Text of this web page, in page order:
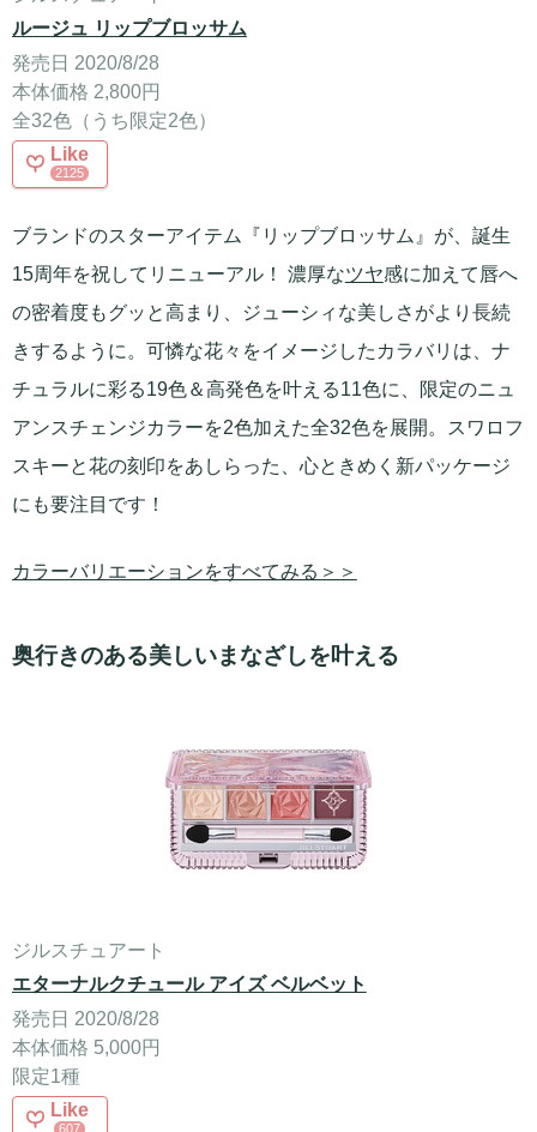
ルージュ リップブロッサム
発売日 2020/8/28
本体価格 2,800円
全32色（うち限定2色）
Like
2125
ブランドのスターアイテム『リップブロッサム』が、誕生
15周年を祝してリニューアル！ 濃厚なツヤ感に加えて唇へ
の密着度もグッと高まり、ジューシィな美しさがより長続
きするように。可憐な花々をイメージしたカラバリは、ナ
チュラルに彩る19色＆高発色を叶える11色に、限定のニュ
アンスチェンジカラーを2色加えた全32色を展開。スワロフ
スキーと花の刻印をあしらった、心ときめく新パッケージ
にも要注目です！
カラーバリエーションをすべてみる＞＞
奥行きのある美しいまなざしを叶える
ジルスチュアート
エターナルクチュール アイズ ベルベット
発売日 2020/8/28
本体価格 5,000円
限定1種
Like
607